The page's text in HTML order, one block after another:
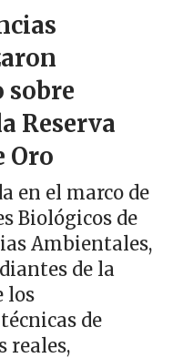
sobre
Reserva
Oro
en el marco de
Biológicos de
Ambientales,
de la
los
de
reales,